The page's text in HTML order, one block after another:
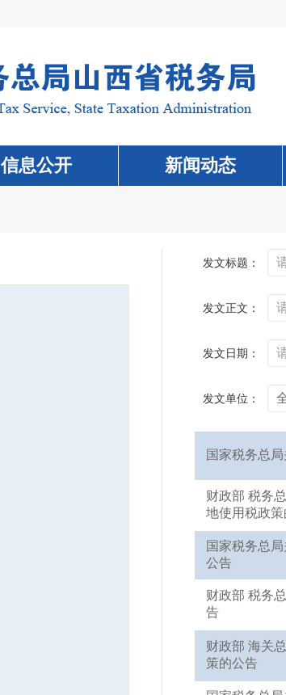
信息公开 新闻动态
发文标题：
发文正文：
发文日期：
发文单位：
国家税务总
财政部 税务
地使用税政
国家税务总
公告
财政部 税务
告
财政部 海关
策的公告